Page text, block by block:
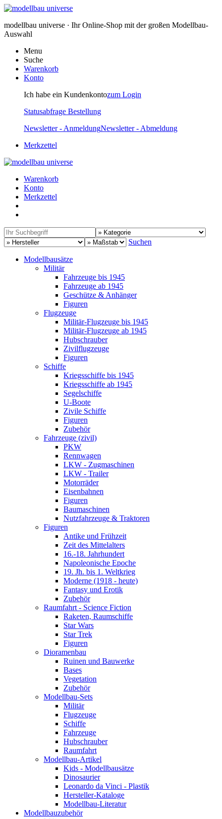
modellbau universe · Ihr Online-Shop mit der großen Modellbau-
Auswahl
Menu
Suche
Warenkorb
Konto
Ich habe ein Kundenkontozum Login
Statusabfrage Bestellung
Newsletter - AnmeldungNewsletter - Abmeldung
Merkzettel
Warenkorb
Konto
Merkzettel
Suchen
Modellbausätze
Militär
Fahrzeuge bis 1945
Fahrzeuge ab 1945
Geschütze & Anhänger
Figuren
Flugzeuge
Militär-Flugzeuge bis 1945
Militär-Flugzeuge ab 1945
Hubschrauber
Zivilflugzeuge
Figuren
Schiffe
Kriegsschiffe bis 1945
Kriegsschiffe ab 1945
Segelschiffe
U-Boote
Zivile Schiffe
Figuren
Zubehör
Fahrzeuge (zivil)
PKW
Rennwagen
LKW - Zugmaschinen
LKW - Trailer
Motorräder
Eisenbahnen
Figuren
Baumaschinen
Nutzfahrzeuge & Traktoren
Figuren
Antike und Frühzeit
Zeit des Mittelalters
16.-18. Jahrhundert
Napoleonische Epoche
19. Jh. bis 1. Weltkrieg
Moderne (1918 - heute)
Fantasy und Erotik
Zubehör
Raumfahrt - Science Fiction
Raketen, Raumschiffe
Star Wars
Star Trek
Figuren
Dioramenbau
Ruinen und Bauwerke
Bases
Vegetation
Zubehör
Modellbau-Sets
Militär
Flugzeuge
Schiffe
Fahrzeuge
Hubschrauber
Raumfahrt
Modellbau-Artikel
Kids - Modellbausätze
Dinosaurier
Leonardo da Vinci - Plastik
Hersteller-Kataloge
Modellbau-Literatur
Modellbauzubehör